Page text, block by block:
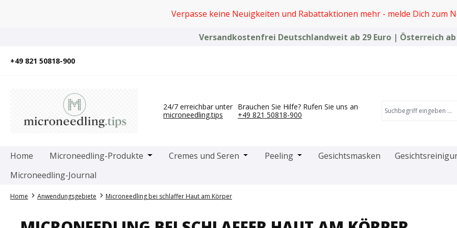
Verpasse keine Neuigkeiten und Rabattaktionen mehr - melde Dich zum
Versandkostenfrei Deutschlandweit ab 29 Euro | Österreich ab
+49 821 50818-900
24/7 erreichbar unter
microneedling.tips
Brauchen Sie Hilfe? Rufen Sie uns an
+49 821 50818-900
Home Microneedling-Produkte Öffne oder Schließe das Dropdown der Kategorie Microneedling-Produkte
Cremes und Seren Öffne oder Schließe das Dropdown der Kategorie
Peeling Öffne oder Schließe das Dropdown der
Gesichtsmasken
Microneedling-Journal
Home Anwendungsgebiete Microneedling bei schlaffer Haut am Körper